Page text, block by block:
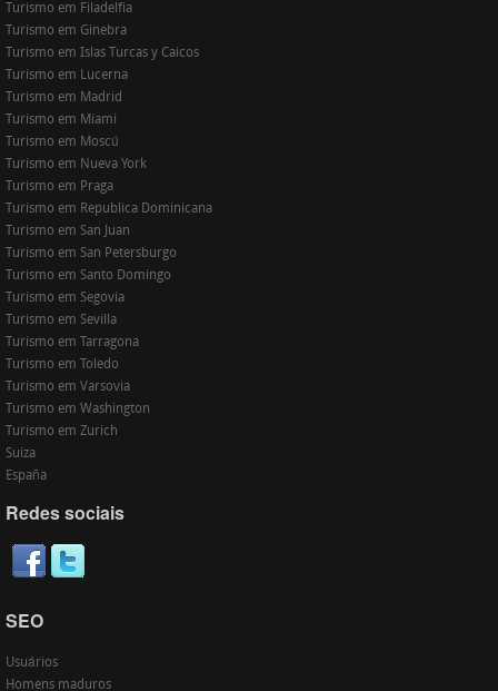
Turismo em Filadelfia
Turismo em Ginebra
Turismo em Islas Turcas y Caicos
Turismo em Lucerna
Turismo em Madrid
Turismo em Miami
Turismo em Moscú
Turismo em Nueva York
Turismo em Praga
Turismo em Republica Dominicana
Turismo em San Juan
Turismo em San Petersburgo
Turismo em Santo Domingo
Turismo em Segovia
Turismo em Sevilla
Turismo em Tarragona
Turismo em Toledo
Turismo em Varsovia
Turismo em Washington
Turismo em Zurich
Suiza
España
Redes sociais
SEO
Usuários
Homens maduros